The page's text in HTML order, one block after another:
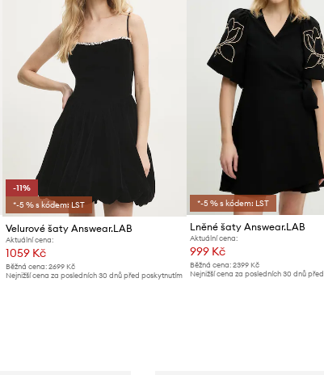
-11%
*-5 % s kódem: LST
Velurové šaty Answear.LAB
Aktuální cena:
1059 Kč
Běžná cena: 2699 Kč
Nejnižší cena za posledních 30 dnů před poskytnutím
*-5 % s kódem: LST
Lněné šaty Answear.LAB
Aktuální cena:
999 Kč
Běžná cena: 2399 Kč
Nejnižší cena za posledních 30 dnů